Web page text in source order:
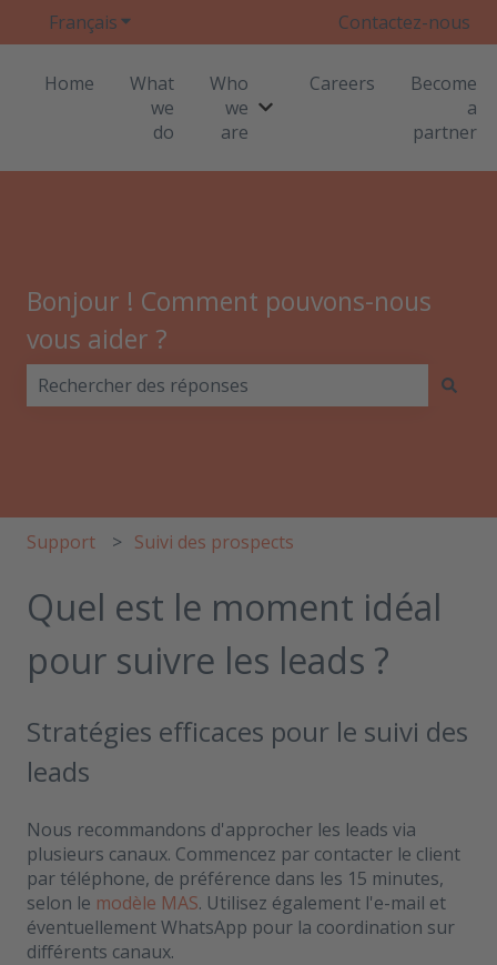
FrançaisAfficher le sous-menu pour les traductions
Contactez-nous
Home
What
we
do
Who
we
are
Afficher le sous-menu pour
Careers
Become
a
partner
Bonjour ! Comment pouvons-nous
vous aider ?
Support Suivi des prospects
Quel est le moment idéal
pour suivre les leads ?
Stratégies efficaces pour le suivi des
leads
Nous recommandons d'approcher les leads via
plusieurs canaux. Commencez par contacter le client
par téléphone, de préférence dans les 15 minutes,
selon le modèle MAS. Utilisez également l'e-mail et
éventuellement WhatsApp pour la coordination sur
différents canaux.